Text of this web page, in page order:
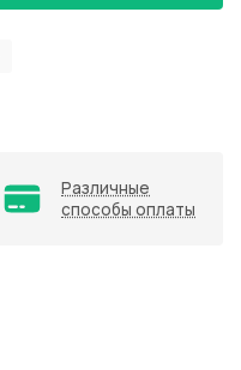
Различные
способы оплаты